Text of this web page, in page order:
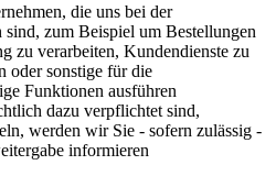
die uns bei der
zum Beispiel um Bestellungen
zu verarbeiten, Kundendienste zu
oder sonstige für die
Funktionen ausführen
dazu verpflichtet sind,
werden wir Sie - sofern zulässig -
informieren